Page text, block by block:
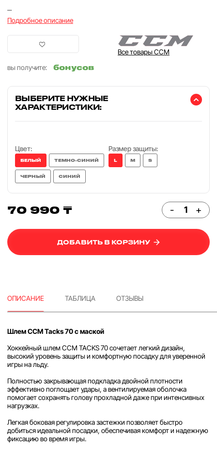
...
Подробное описание
Все товары CCM
вы получите:
бонусов
ВЫБЕРИТЕ НУЖНЫЕ
ХАРАКТЕРИСТИКИ:
Цвет:
БЕЛЫЙ ТЕМНО-СИНИЙ
ЧЕРНЫЙ СИНИЙ
Размер защиты:
L M S
70 990 ₸ - +
ДОБАВИТЬ В КОРЗИНУ
ОПИСАНИЕ ТАБЛИЦА ОТЗЫВЫ
Шлем CCM Tacks 70 с маской
Хоккейный шлем CCM TACKS 70 сочетает легкий дизайн,
высокий уровень защиты и комфортную посадку для уверенной
игры на льду.
Полностью закрывающая подкладка двойной плотности
эффективно поглощает удары, а вентилируемая оболочка
помогает сохранять голову прохладной даже при интенсивных
нагрузках.
Легкая боковая регулировка застежки позволяет быстро
добиться идеальной посадки, обеспечивая комфорт и надежную
фиксацию во время игры.